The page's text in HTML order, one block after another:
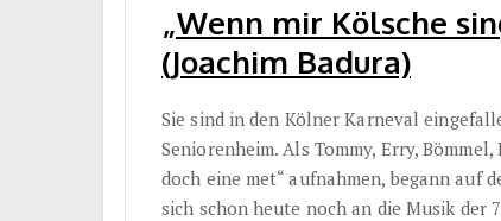
„Wenn mir Kölsche
(Joachim Badura)
Sie sind in den Kölner Karneval
Seniorenheim. Als Tommy, Erry,
doch eine met“ aufnahmen, begann auf
sich schon heute noch an die Musik der